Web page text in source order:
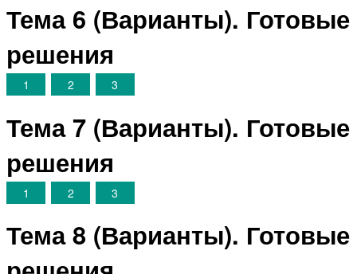
Тема 6 (Варианты). Готовые
решения
1 2 3
Тема 7 (Варианты). Готовые
решения
1 2 3
Тема 8 (Варианты). Готовые